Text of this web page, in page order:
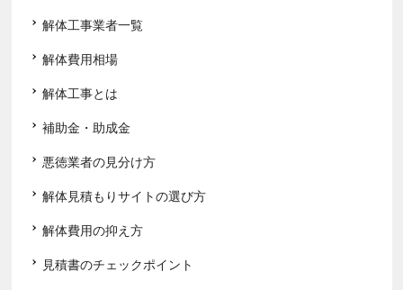
解体工事業者一覧
解体費用相場
解体工事とは
補助金・助成金
悪徳業者の見分け方
解体見積もりサイトの選び方
解体費用の抑え方
見積書のチェックポイント